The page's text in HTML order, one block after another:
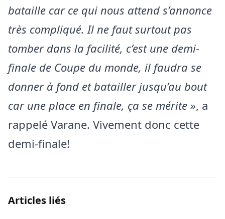
bataille car ce qui nous attend s’annonce
très compliqué. Il ne faut surtout pas
tomber dans la facilité, c’est une demi-
finale de Coupe du monde, il faudra se
donner à fond et batailler jusqu’au bout
car une place en finale, ça se mérite », a
rappelé Varane. Vivement donc cette
demi-finale!
Articles liés